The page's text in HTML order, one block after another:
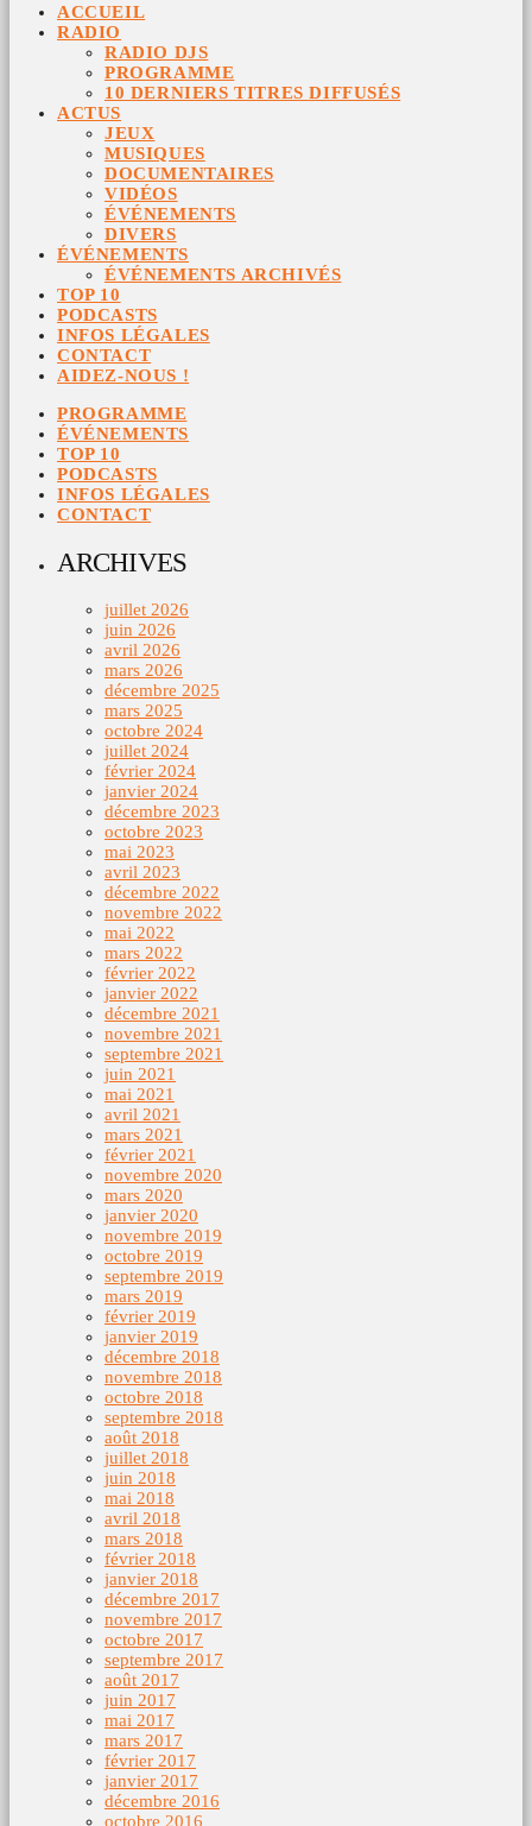
ACCUEIL
RADIO
RADIO DJS
PROGRAMME
10 DERNIERS TITRES DIFFUSÉS
ACTUS
JEUX
MUSIQUES
DOCUMENTAIRES
VIDÉOS
ÉVÉNEMENTS
DIVERS
ÉVÉNEMENTS
ÉVÉNEMENTS ARCHIVÉS
TOP 10
PODCASTS
INFOS LÉGALES
CONTACT
AIDEZ-NOUS !
PROGRAMME
ÉVÉNEMENTS
TOP 10
PODCASTS
INFOS LÉGALES
CONTACT
ARCHIVES
juillet 2026
juin 2026
avril 2026
mars 2026
décembre 2025
mars 2025
octobre 2024
juillet 2024
février 2024
janvier 2024
décembre 2023
octobre 2023
mai 2023
avril 2023
décembre 2022
novembre 2022
mai 2022
mars 2022
février 2022
janvier 2022
décembre 2021
novembre 2021
septembre 2021
juin 2021
mai 2021
avril 2021
mars 2021
février 2021
novembre 2020
mars 2020
janvier 2020
novembre 2019
octobre 2019
septembre 2019
mars 2019
février 2019
janvier 2019
décembre 2018
novembre 2018
octobre 2018
septembre 2018
août 2018
juillet 2018
juin 2018
mai 2018
avril 2018
mars 2018
février 2018
janvier 2018
décembre 2017
novembre 2017
octobre 2017
septembre 2017
août 2017
juin 2017
mai 2017
mars 2017
février 2017
janvier 2017
décembre 2016
octobre 2016